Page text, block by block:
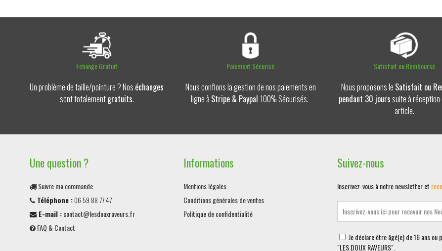
Echange Gratuit
Un problème de taille/pointure ? Nos échanges
sont totalementgratuits.
Paiement Sécurisé
Nous confions la gestion de nos paiements en
ligne à Stripe & Paypal 100% Sécurisés.
Satisfait ou Remboursé
Nous proposons le Satisfait ou
pendant 30 jourssuite à réception
article.
Une question ?
Suivre ma commande
Téléphone :06 59 88 77 47
E-mail :contact@lesdouxraveurs.fr
FAQ & Contact
Informations
Mentions légales
Conditions générales de ventes
Politique de confidentialité
Suivez-nous
Inscrivez-vous à notre newsletter et
Je déclare être âgé(e) de 16 ans
"LES DOUX RAVEURS".